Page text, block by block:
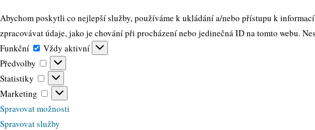
Abychom poskytli co nejlepší služby, používáme k ukládání a/nebo přístupu k
zpracovávat údaje, jako je chování při procházení nebo jedinečná ID na tomto webu.
Funkční
Funkční
Vždy aktivní
Předvolby
Předvolby
Statistiky
Statistiky
Marketing
Marketing
Spravovat možnosti
Spravovat služby